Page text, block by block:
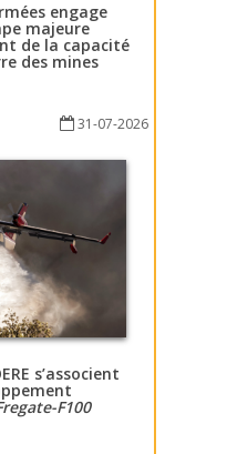
engage
majeure
de la capacité
des mines
31-07-2026
s’associent
F100